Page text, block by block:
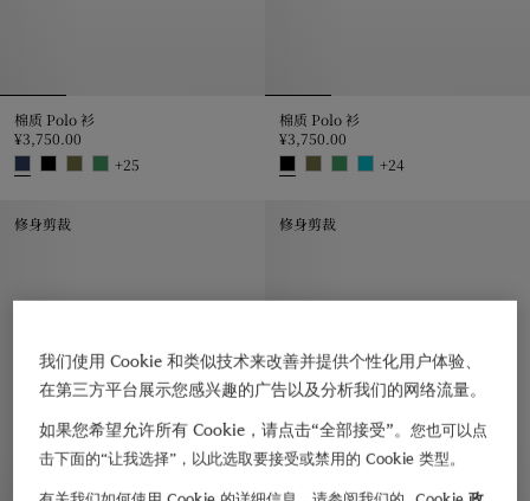
棉质 Polo 衫
¥3,750.00
+25
棉质 Polo 衫
¥3,750.00
+24
修身剪裁 修身剪裁
我们使用 Cookie 和类似技术来改善并提供个性化用户体验、
在第三方平台展示您感兴趣的广告以及分析我们的网络流量。
如果您希望允许所有 Cookie，请点击“全部接受”。您也可以点
击下面的“让我选择”，以此选取要接受或禁用的 Cookie 类型。